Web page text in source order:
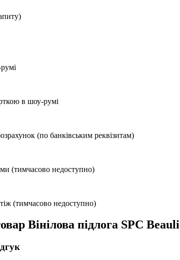
в шоу-румі
(по банківським реквізитам)
(тимчасово недоступно)
(тимчасово недоступно)
Вінілова підлога SPC